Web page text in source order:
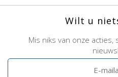
Wilt u
Mis niks van onze